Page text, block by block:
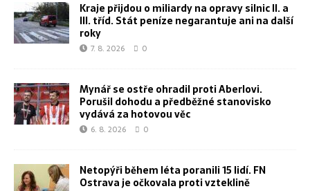
Kraje přijdou o miliardy na opravy silnic II. a
III. tříd. Stát peníze negarantuje ani na další
roky
7. 8. 2026 0
Mynář se ostře ohradil proti Aberlovi.
Porušil dohodu a předběžné stanovisko
vydává za hotovou věc
6. 8. 2026 0
Netopýři během léta poranili 15 lidí. FN
Ostrava je očkovala proti vzteklině